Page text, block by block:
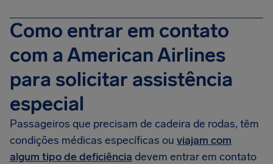
Como entrar em contato
com a American Airlines
para solicitar assistência
especial
Passageiros que precisam de cadeira de rodas, têm
condições médicas específicas ou viajam com
algum tipo de deficiência devem entrar em contato